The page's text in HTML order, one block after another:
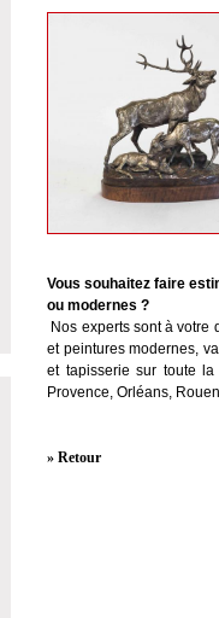
Vous souhaitez faire
ou modernes ?
Nos experts sont à votre
et peintures modernes,
et tapisserie sur toute
Provence, Orléans,
» Retour